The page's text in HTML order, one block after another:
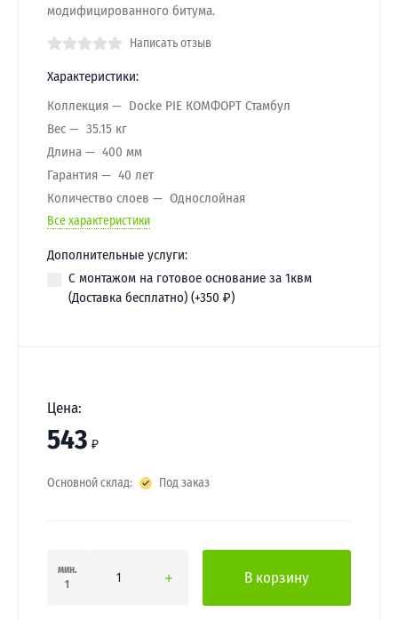
модифицированного битума.
Написать отзыв
Характеристики:
Коллекция
Docke PIE КОМФОРТ Стамбул
Вес
35.15 кг
Длина
400 мм
Гарантия
40 лет
Количество слоев
Однослойная
Все характеристики
Дополнительные услуги:
С монтажом на готовое основание за 1квм
(Доставка бесплатно) (+350 ₽)
Цена:
543 ₽
Основной склад: Под заказ
мин.
1
В корзину